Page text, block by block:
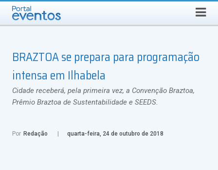
DOMINGO, 9 DE AGOSTO DE 2026 Busca
BRAZTOA se prepara para programação
intensa em Ilhabela
Cidade receberá, pela primeira vez, a Convenção Braztoa,
Prêmio Braztoa de Sustentabilidade e SEEDS.
Por Redação quarta-feira, 24 de outubro de 2018